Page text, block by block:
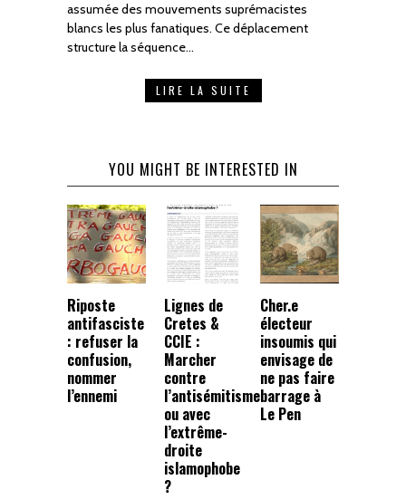
assumée des mouvements suprémacistes
blancs les plus fanatiques. Ce déplacement
structure la séquence…
LIRE LA SUITE
YOU MIGHT BE INTERESTED IN
Riposte
antifasciste
: refuser la
confusion,
nommer
l’ennemi
Lignes de
Cretes &
CCIE :
Marcher
contre
l’antisémitisme
ou avec
l’extrême-
droite
islamophobe
?
Cher.e
électeur
insoumis qui
envisage de
ne pas faire
barrage à
Le Pen